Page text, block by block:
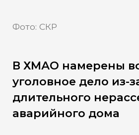
Фото: СКР
В ХМАО намерены
уголовное дело из-
длительного
аварийного дома